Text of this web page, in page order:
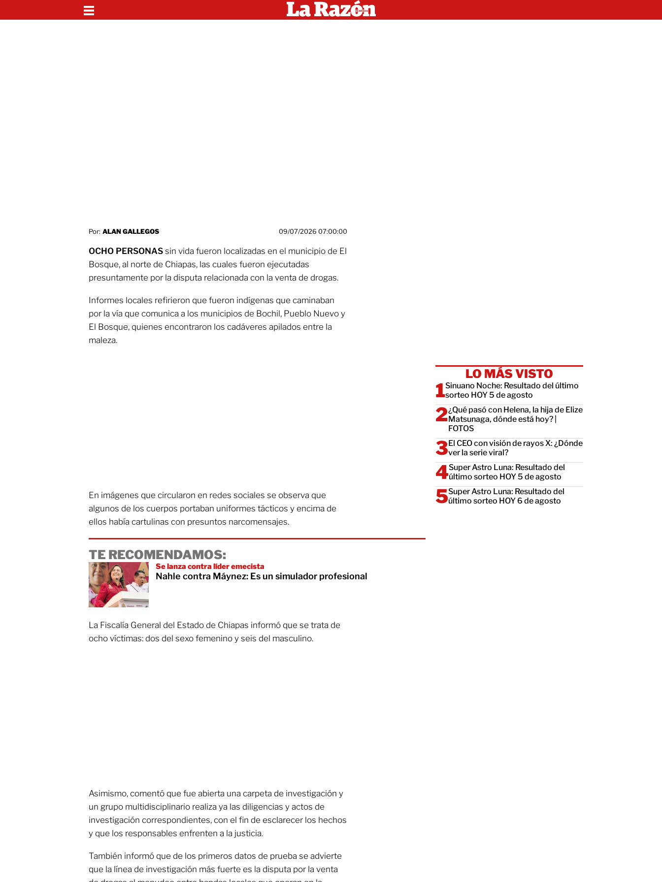
Por: ALAN GALLEGOS 09/07/2026 07:00:00
OCHO PERSONAS sin vida fueron localizadas en el municipio de El
Bosque, al norte de Chiapas, las cuales fueron ejecutadas
presuntamente por la disputa relacionada con la venta de drogas.
Informes locales refirieron que fueron indígenas que caminaban
por la vía que comunica a los municipios de Bochil, Pueblo Nuevo y
El Bosque, quienes encontraron los cadáveres apilados entre la
maleza.
En imágenes que circularon en redes sociales se observa que
algunos de los cuerpos portaban uniformes tácticos y encima de
ellos había cartulinas con presuntos narcomensajes.
TE RECOMENDAMOS:
Se lanza contra líder emecista
Nahle contra Máynez: Es un simulador profesional
La Fiscalía General del Estado de Chiapas informó que se trata de
ocho víctimas: dos del sexo femenino y seis del masculino.
Asimismo, comentó que fue abierta una carpeta de investigación y
un grupo multidisciplinario realiza ya las diligencias y actos de
investigación correspondientes, con el fin de esclarecer los hechos
y que los responsables enfrenten a la justicia.
También informó que de los primeros datos de prueba se advierte
que la línea de investigación más fuerte es la disputa por la venta
LO MÁS VISTO
Sinuano Noche: Resultado del último
sorteo HOY 5 de agosto
¿Qué pasó con Helena, la hija de Elize
Matsunaga, dónde está hoy? |
FOTOS
El CEO con visión de rayos X: ¿Dónde
ver la serie viral?
Super Astro Luna: Resultado del
último sorteo HOY 5 de agosto
Super Astro Luna: Resultado del
último sorteo HOY 6 de agosto